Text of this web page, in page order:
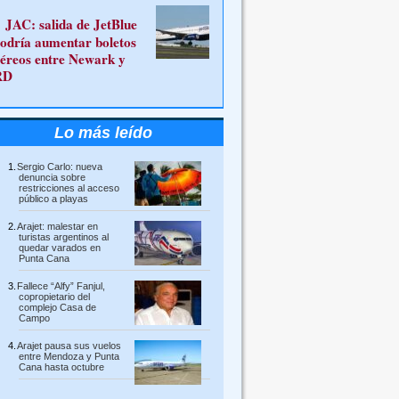
JAC: salida de JetBlue
aumentar boletos
entre Newark y
Lo más leído
Sergio Carlo: nueva
denuncia sobre
restricciones al acceso
público a playas
Arajet: malestar en
turistas argentinos al
quedar varados en
Punta Cana
Fallece “Alfy” Fanjul,
copropietario del
complejo Casa de
Campo
Arajet pausa sus vuelos
entre Mendoza y Punta
Cana hasta octubre